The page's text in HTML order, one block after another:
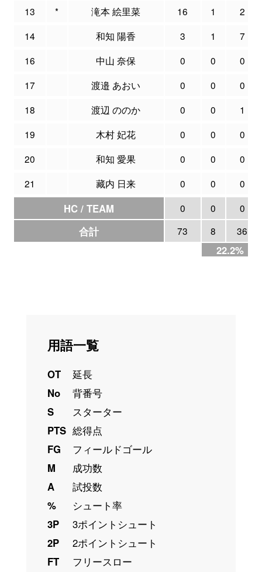
13 * 滝本 絵里菜 16 1
2
14
和知 陽香 3 1
7
16
中山 奈保 0 0
0
17
渡邉 あおい 0 0
0
18
渡辺 ののか 0 0
1
19
木村 妃花 0 0
0
20
和知 愛果 0 0
0
21
藏内 日来 0 0 0
HC / TEAM 0 0 0
合計 73 8 36
22.2%
用語一覧
OT
延長
No
背番号
S
スターター
PTS 総得点
FG
フィールドゴール
M
成功数
A
試投数
%
シュート率
3P
3ポイントシュート
2P
2ポイントシュート
FT
フリースロー